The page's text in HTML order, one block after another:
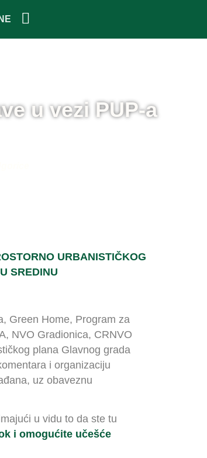
u vezi PUP-a
URBANISTIČKOG
SREDINU
Green Home, Program za
NVO Gradionica, CRNVO
plana Glavnog grada
i organizaciju
uz obaveznu
u vidu to da ste tu
i omogućite učešće